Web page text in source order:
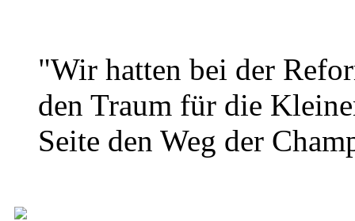
"Wir hatten bei der
den Traum für die
Seite den Weg der